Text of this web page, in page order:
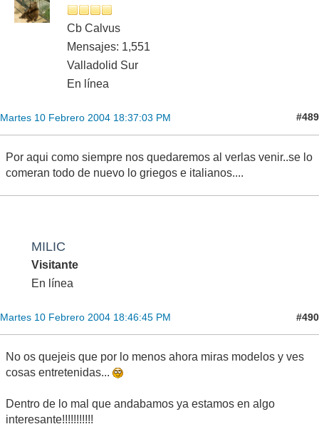
Cb Calvus
Mensajes: 1,551
Valladolid Sur
En línea
Martes 10 Febrero 2004 18:37:03 PM #489
Por aqui como siempre nos quedaremos al verlas venir..se lo
comeran todo de nuevo lo griegos e italianos....
MILIC
Visitante
En línea
Martes 10 Febrero 2004 18:46:45 PM #490
No os quejeis que por lo menos ahora miras modelos y ves
cosas entretenidas...
Dentro de lo mal que andabamos ya estamos en algo
interesante!!!!!!!!!!!